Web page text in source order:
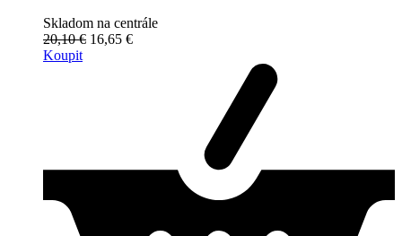
Skladom na centrále
20,10 € 16,65 €
Koupit